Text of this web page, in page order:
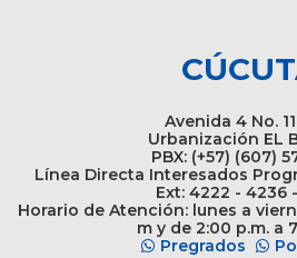
Avenida 4 No.
Urbanización EL
PBX: (+57) (607)
Línea Directa Interesados
Ext: 4222 - 4236
Horario de Atención: lunes a
m y de 2:00 p.m. a
Pregrados